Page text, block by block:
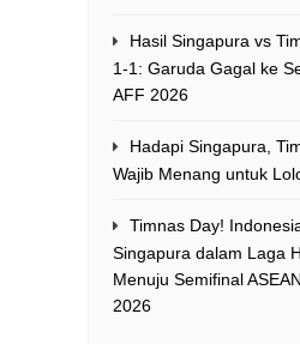
Hasil Singapura vs
1-1: Garuda Gagal ke
AFF 2026
Hadapi Singapura,
Wajib Menang untuk
Timnas Day!
Singapura dalam Laga
Menuju Semifinal
2026